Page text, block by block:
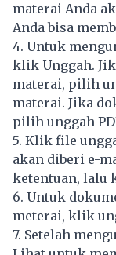
materai Anda
Anda bisa
4. Untuk
klik Unggah.
materai, pilih
materai. Jika
pilih unggah
5. Klik file
akan diberi e-
ketentuan, lalu
6. Untuk
meterai, klik
7. Setelah